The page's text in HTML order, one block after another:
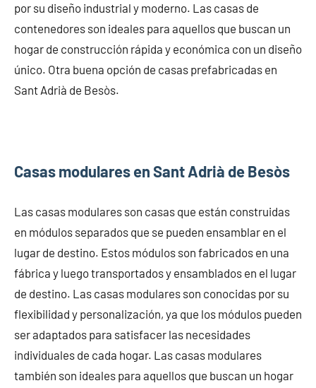
por su diseño industrial y moderno. Las casas de
contenedores son ideales para aquellos que buscan un
hogar de construcción rápida y económica con un diseño
único. Otra buena opción de casas prefabricadas en
Sant Adrià de Besòs.
Casas modulares en Sant Adrià de Besòs
Las casas modulares son casas que están construidas
en módulos separados que se pueden ensamblar en el
lugar de destino. Estos módulos son fabricados en una
fábrica y luego transportados y ensamblados en el lugar
de destino. Las casas modulares son conocidas por su
flexibilidad y personalización, ya que los módulos pueden
ser adaptados para satisfacer las necesidades
individuales de cada hogar. Las casas modulares
también son ideales para aquellos que buscan un hogar